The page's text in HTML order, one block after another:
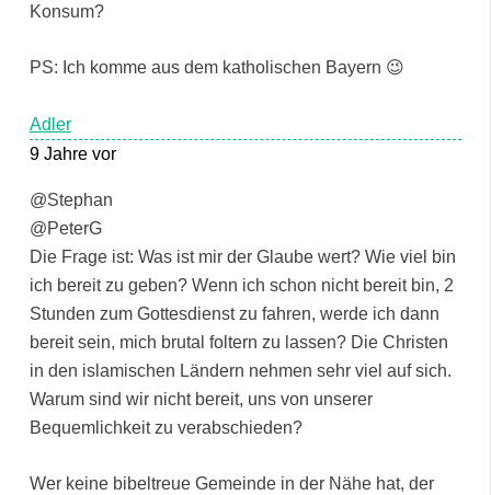
Konsum?
PS: Ich komme aus dem katholischen Bayern 😉
Adler
9 Jahre vor
@Stephan
@PeterG
Die Frage ist: Was ist mir der Glaube wert? Wie viel bin
ich bereit zu geben? Wenn ich schon nicht bereit bin, 2
Stunden zum Gottesdienst zu fahren, werde ich dann
bereit sein, mich brutal foltern zu lassen? Die Christen
in den islamischen Ländern nehmen sehr viel auf sich.
Warum sind wir nicht bereit, uns von unserer
Bequemlichkeit zu verabschieden?
Wer keine bibeltreue Gemeinde in der Nähe hat, der